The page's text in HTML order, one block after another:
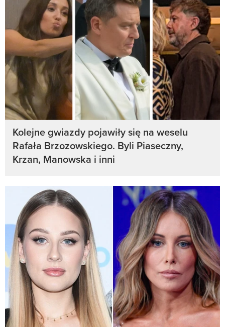
Kolejne gwiazdy pojawiły się na weselu
Rafała Brzozowskiego. Byli Piaseczny,
Krzan, Manowska i inni